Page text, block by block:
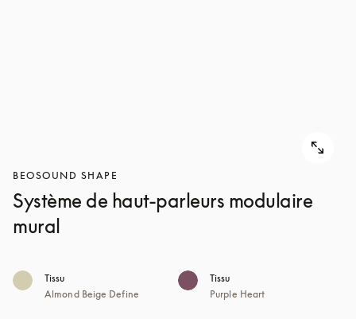
BEOSOUND SHAPE
Système de haut-parleurs modulaire
mural
Tissu
Almond Beige Define
Tissu
Purple Heart